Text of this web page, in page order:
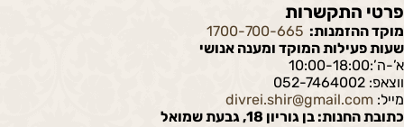
פרטי התקשרות
מוקד ההזמנות: 1700-700-665
שעות פעילות המוקד ומענה אנושי
א’-ה’:10:00-18:00
ווצאפ: 052-7464002
מייל: divrei.shir@gmail.com
כתובת החנות: בן גוריון 18, גבעת שמואל